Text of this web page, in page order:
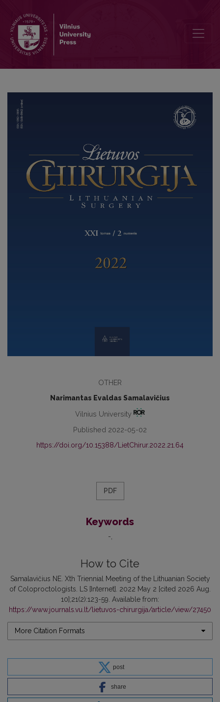
OTHER
Narimantas Evaldas Samalavičius
Vilnius University
Published 2022-05-02
https://doi.org/10.15388/LietChirur.2022.21.64
PDF
Keywords
-
How to Cite
Samalavičius NE. Xth Triennial Meeting of the Lithuanian Society
of Coloproctologists. LS [Internet]. 2022 May 2 [cited 2026 Aug.
10];21(2):123-59. Available from:
https://www.journals.vu.lt/lietuvos-chirurgija/article/view/27450
More Citation Formats
post
share